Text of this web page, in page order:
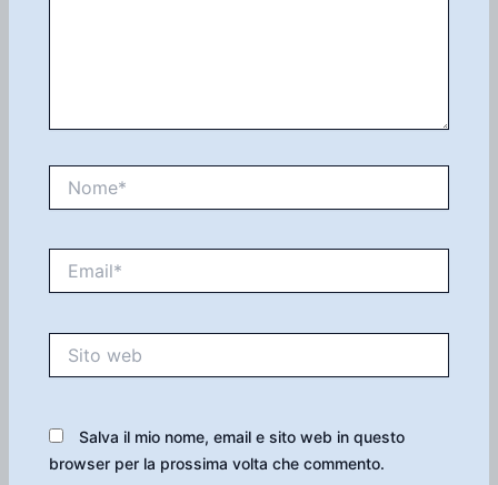
web
Salva il mio nome, email e sito web in questo
browser per la prossima volta che commento.